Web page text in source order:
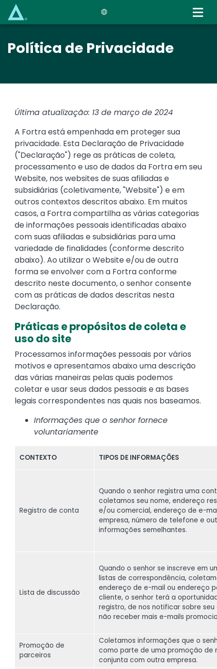
content
Política de Privacidade
Última atualização: 13 de março de 2024
A Fortra está empenhada em proteger sua
privacidade. Esta Declaração de Privacidade
("Declaração") rege as práticas de coleta,
processamento e uso de dados da Fortra em seu
Website, nos websites de suas afiliadas e
subsidiárias (coletivamente, "Website") e em
outros contextos descritos abaixo. Em muitos
casos, a Fortra compartilha as várias categorias
de informações pessoais identificadas abaixo
com suas afiliadas e subsidiárias para uma
variedade de finalidades (conforme descrito
abaixo). Ao utilizar o Website e/ou de outra
forma se envolver com a Fortra conforme
descrito neste documento, o senhor consente
com as práticas de dados descritas nesta
Declaração.
Práticas e propósitos de coleta e
uso do site
Processamos informações pessoais por vários
motivos e apresentamos abaixo uma descrição
das várias maneiras pelas quais podemos
coletar e usar seus dados pessoais e as bases
legais correspondentes nas quais nos baseamos.
Informações que o senhor fornece
voluntariamente
CONTEXTO TIPOS DE INFORMAÇÕES
Registro de conta
Quando o senhor registra uma
coletamos seu nome, endereço
e/ou comercial, endereço de e-
empresa, número de telefone e
informações semelhantes.
Lista de discussão
Quando o senhor se inscreve em
listas de correspondência,
endereço de e-mail ou endereço
cliente, o senhor terá a
registro, de nos notificar sobre seu
não receber mais e-mails
Promoção de
parceiros
Coletamos informações que o
como parte de uma promoção de
conjunta com outra empresa.